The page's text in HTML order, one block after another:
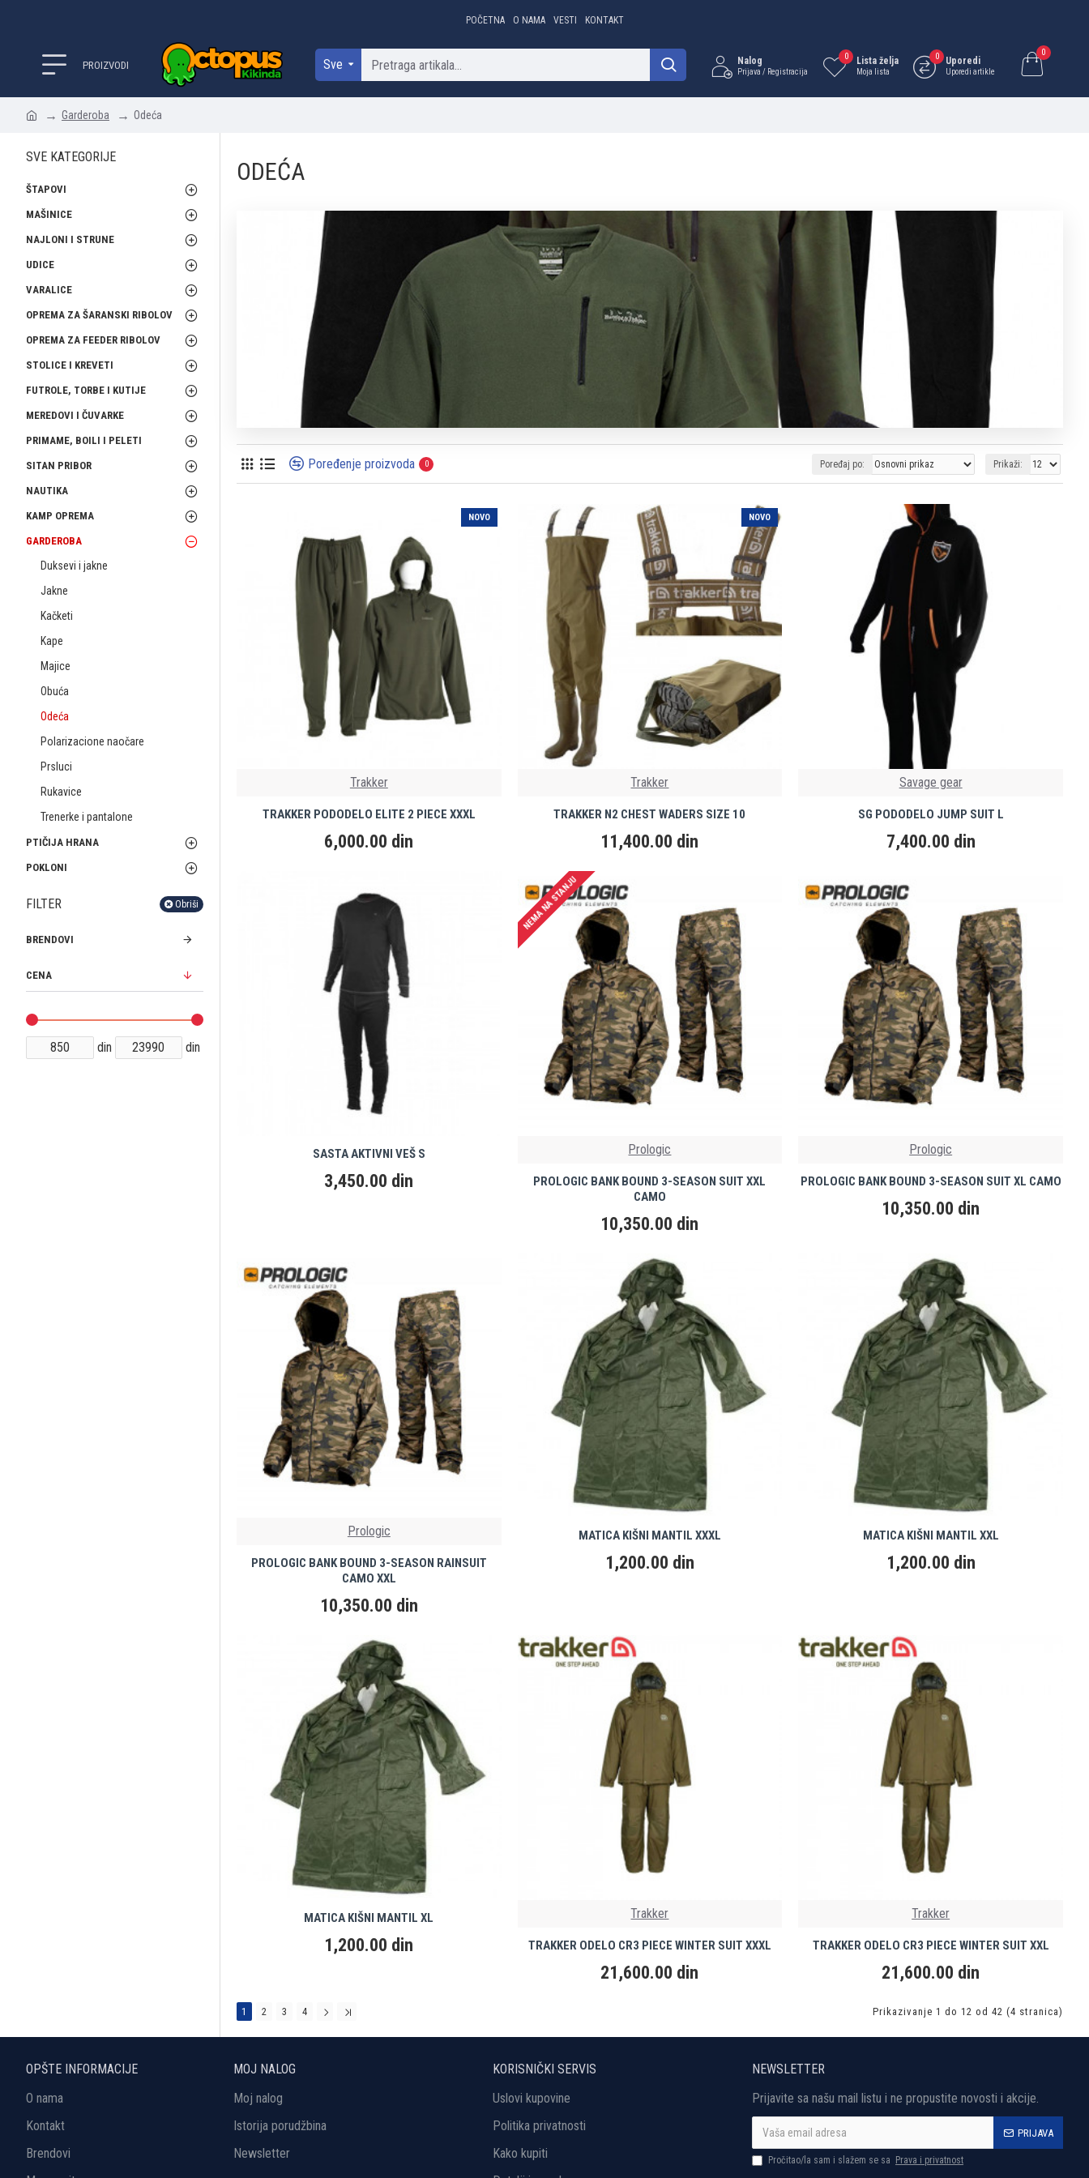
POČETNA O NAMA VESTI KONTAKT
PROIZVODI Sve Nalog
Prijava / Registracija
Lista želja
Moja lista
0 Uporedi
Uporedi artikle
0 0
Garderoba Odeća
SVE KATEGORIJE
ŠTAPOVI
MAŠINICE
NAJLONI I STRUNE
UDICE
VARALICE
OPREMA ZA ŠARANSKI RIBOLOV
OPREMA ZA FEEDER RIBOLOV
STOLICE I KREVETI
FUTROLE, TORBE I KUTIJE
MEREDOVI I ČUVARKE
PRIMAME, BOILI I PELETI
SITAN PRIBOR
NAUTIKA
KAMP OPREMA
GARDEROBA
Duksevi i jakne
Jakne
Kačketi
Kape
Majice
Obuća
Odeća
Polarizacione naočare
Prsluci
Rukavice
Trenerke i pantalone
PTIČIJA HRANA
POKLONI
FILTER Obriši
CENA
din din
BRENDOVI
ODEĆA
Poređenje proizvoda 0 Poređaj po: Prikaži:
NOVO
Trakker
TRAKKER PODODELO ELITE 2 PIECE XXXL
6,000.00 din
NOVO
Trakker
TRAKKER N2 CHEST WADERS SIZE 10
11,400.00 din
Savage gear
SG PODODELO JUMP SUIT L
7,400.00 din
SASTA AKTIVNI VEŠ S
3,450.00 din
NEMA NA STANJU
Prologic
PROLOGIC BANK BOUND 3-SEASON SUIT XXL
CAMO
10,350.00 din
Prologic
PROLOGIC BANK BOUND 3-SEASON SUIT XL CAMO
10,350.00 din
Prologic
PROLOGIC BANK BOUND 3-SEASON RAINSUIT
CAMO XXL
10,350.00 din
MATICA KIŠNI MANTIL XXXL
1,200.00 din
MATICA KIŠNI MANTIL XXL
1,200.00 din
MATICA KIŠNI MANTIL XL
1,200.00 din
Trakker
TRAKKER ODELO CR3 PIECE WINTER SUIT XXXL
21,600.00 din
Trakker
TRAKKER ODELO CR3 PIECE WINTER SUIT XXL
21,600.00 din
1 2 3 4 Prikazivanje 1 do 12 od 42 (4 stranica)
OPŠTE INFORMACIJE
O nama
Kontakt
Brendovi
MOJ NALOG
Moj nalog
Istorija porudžbina
Newsletter
KORISNIČKI SERVIS
Uslovi kupovine
Politika privatnosti
Kako kupiti
NEWSLETTER
Prijavite sa našu mail listu i ne propustite novosti i akcije.
PRIJAVA
Pročitao/la sam i slažem se sa Prava i privatnost